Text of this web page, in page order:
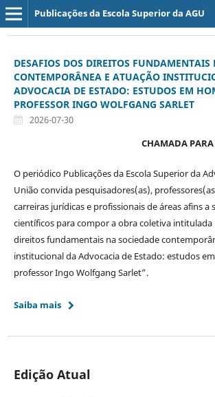
Publicações da Escola Superior da AGU
DESAFIOS DOS DIREITOS FUNDAMENTAIS
CONTEMPORÂNEA E ATUAÇÃO
ADVOCACIA DE ESTADO: ESTUDOS EM
PROFESSOR INGO WOLFGANG SARLET
2026-07-30
CHAMADA PARA
O periódico Publicações da Escola Superior da
União convida pesquisadores(as),
carreiras jurídicas e profissionais de áreas afins
científicos para compor a obra coletiva intitulada
direitos fundamentais na sociedade
institucional da Advocacia de Estado: estudos
professor Ingo Wolfgang Sarlet”.
Saiba mais
Edição Atual